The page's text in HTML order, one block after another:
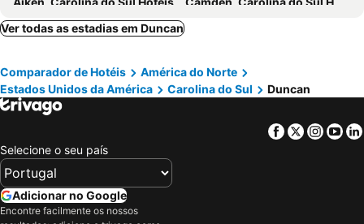
Summerton, Carolina do Sul Hotéis
Orlando, Flórida Hotéis
Miami, Flórida Hotéis
Las Vegas, Nevada Hotéis
Los Angeles, Califórnia Hotéis
Chicago, Ilinóis Hotéis
Boston, Massachusetts Hotéis
Ver todas as estadias em Duncan
Comparador de Hotéis
América do Norte
Estados Unidos da América
Carolina do Sul Duncan
Facebook
Twitter
Selecione o seu país
Adicionar no Google
Encontre facilmente os nossos